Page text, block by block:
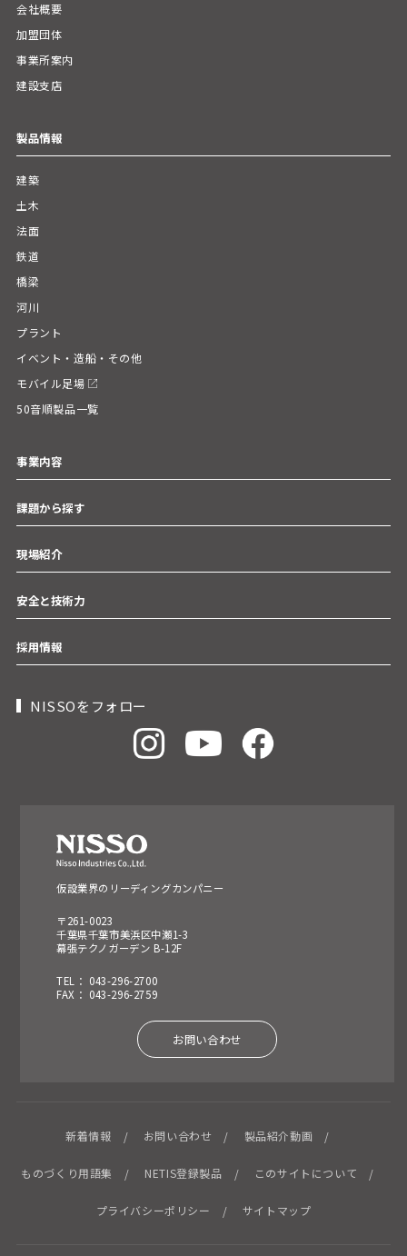
会社概要
加盟団体
事業所案内
建設支店
製品情報
建築
土木
法面
鉄道
橋梁
河川
プラント
イベント・造船・その他
モバイル足場
50音順製品一覧
事業内容
課題から探す
現場紹介
安全と技術力
採用情報
NISSOをフォロー
仮設業界のリーディングカンパニー
〒261-0023
千葉県千葉市美浜区中瀬1-3
幕張テクノガーデン B-12F
TEL： 043-296-2700
FAX： 043-296-2759
お問い合わせ
新着情報 お問い合わせ 製品紹介動画
ものづくり用語集 NETIS登録製品 このサイトについて
プライバシーポリシー サイトマップ